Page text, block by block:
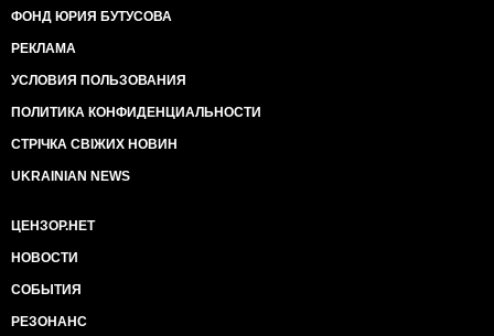
ФОНД ЮРИЯ БУТУСОВА
РЕКЛАМА
УСЛОВИЯ ПОЛЬЗОВАНИЯ
ПОЛИТИКА КОНФИДЕНЦИАЛЬНОСТИ
СТРІЧКА СВІЖИХ НОВИН
UKRAINIAN NEWS
ЦЕНЗОР.НЕТ
НОВОСТИ
СОБЫТИЯ
РЕЗОНАНС